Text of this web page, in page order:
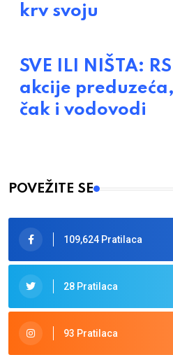
krv svoju
SVE ILI NIŠTA:
akcije
čak i vodovodi
POVEŽITE SE
109,624 Pratilaca
28 Pratilaca
93 Pratilaca